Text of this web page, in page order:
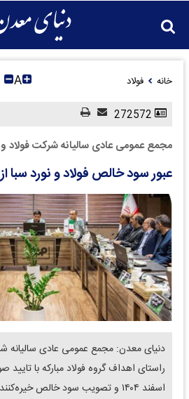
خانه فولاد A
مجمع عمومی عادی سالیانه شرکت فولاد و
عبور سود خالص فولاد و نورد سبا از ۱۱.۴ همت
دنیای معدن: مجمع عمومی عادی سالیانه